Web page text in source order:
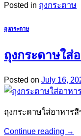
Posted in ถุงกระดาษ
ถุงกระดาษ
ถุงกระดาษใส่
Posted on July 16,
ถุงกระดาษใส่อาหาร
Continue reading →